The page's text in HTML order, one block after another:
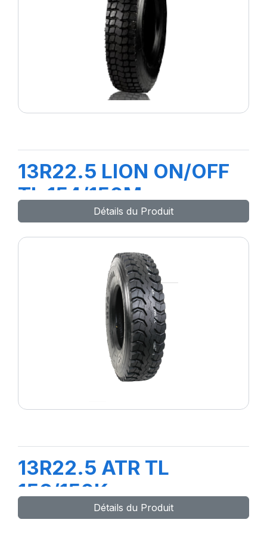
13R22.5 LION ON/OFF
TL 154/150M
Détails du Produit
13R22.5 ATR TL
156/150K
Détails du Produit